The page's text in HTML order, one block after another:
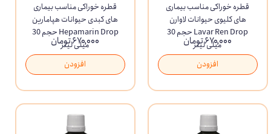
قطره خوراکی مناسب بیماری
های کلیوی حیوانات لاوارن
Lavar Ren Drop حجم 30
میلی لیتر
۶۷۰,۰۰۰ تومان
افزودن
قطره خوراکی مناسب بیماری
های کبدی حیوانات هپامارین
Hepamarin Drop حجم 30
میلی لیتر
۶۷۰,۰۰۰ تومان
افزودن